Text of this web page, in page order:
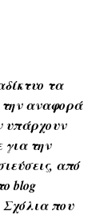
τα
την αναφορά
υπάρχουν
την
από
blog
που